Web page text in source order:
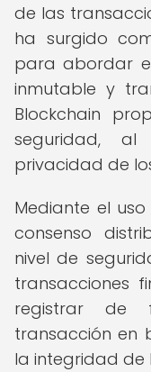
de las
ha surgido
para abordar
inmutable y
Blockchain
seguridad,
privacidad de
Mediante el
consenso
nivel de
transacciones
registrar de
transacción en
la integridad